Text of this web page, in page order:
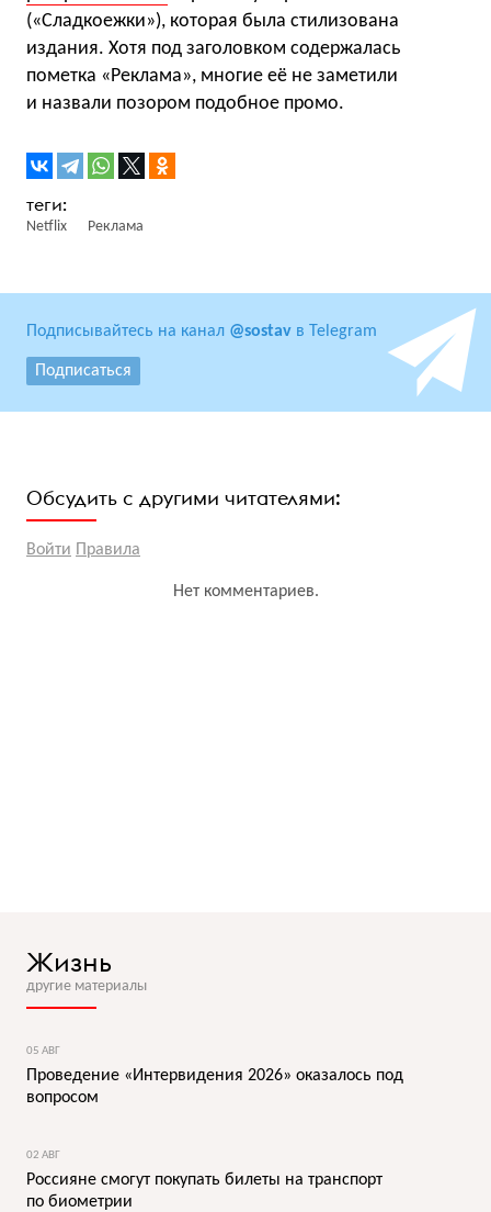
(«Сладкоежки»), которая была стилизована
издания. Хотя под заголовком содержалась
пометка «Реклама», многие её не заметили
и назвали позором подобное промо.
Netflix Реклама
Подписывайтесь на канал @sostav в Telegram
Подписаться
Обсудить с другими читателями:
Войти Правила
Нет комментариев.
Жизнь
другие материалы
05 АВГ
Проведение «Интервидения 2026» оказалось под
вопросом
02 АВГ
Россияне смогут покупать билеты на транспорт
по биометрии